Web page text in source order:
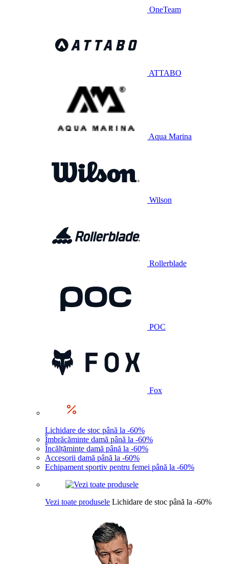
OneTeam
ATTABO
Aqua Marina
Wilson
Rollerblade
POC
Fox
Lichidare de stoc până la -60%
Îmbrăcăminte damă până la -60%
Încălțăminte damă până la -60%
Accesorii damă până la -60%
Echipament sportiv pentru femei până la -60%
Vezi toate produsele Lichidare de stoc până la -60%